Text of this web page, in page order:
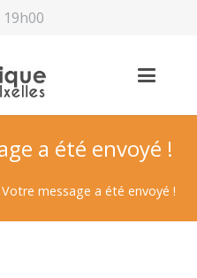
a été envoyé !
message a été envoyé !